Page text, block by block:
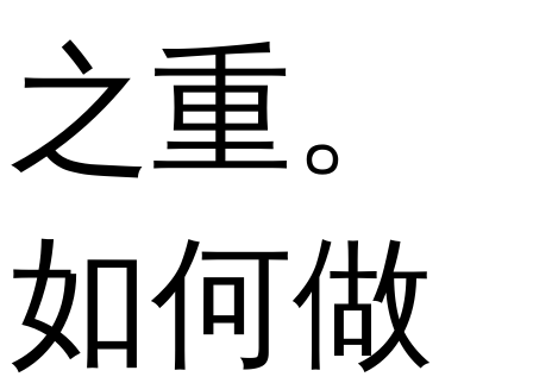
之重。
如何做